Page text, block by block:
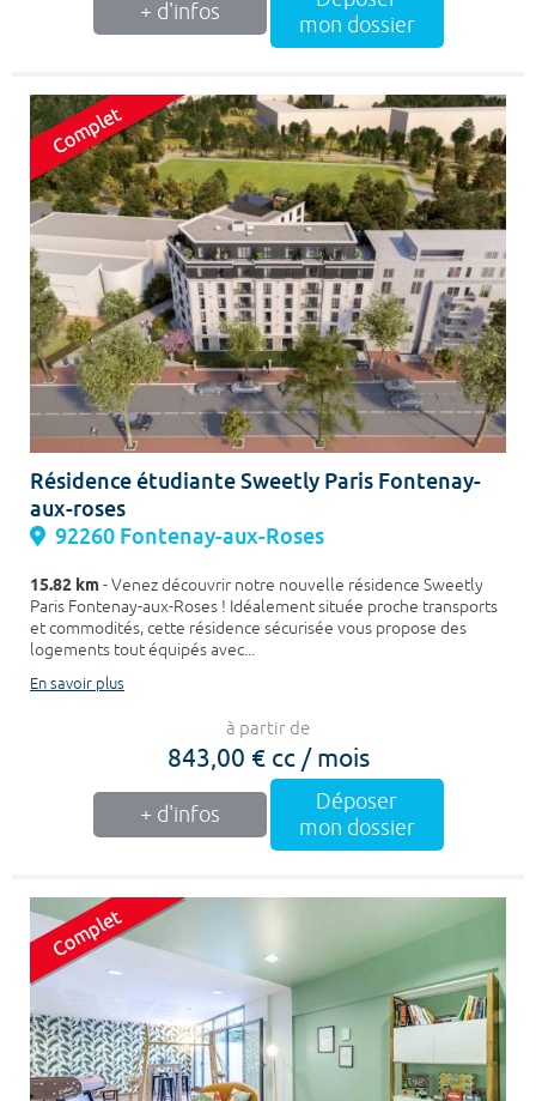
+ d'infos
mon dossier
Résidence étudiante Sweetly Paris Fontenay-
aux-roses
92260 Fontenay-aux-Roses
15.82 km- Venez découvrir notre nouvelle résidence Sweetly
Paris Fontenay-aux-Roses ! Idéalement située proche transports
et commodités, cette résidence sécurisée vous propose des
logements tout équipés avec...
En savoir plus
à partir de
843,00 € cc / mois
+ d'infos
Déposer
mon dossier